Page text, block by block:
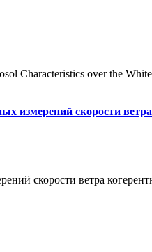
Characteristics over the
измерений скорости
скорости ветра